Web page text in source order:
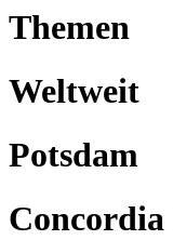
Themen
Weltweit
Potsdam
Concordia